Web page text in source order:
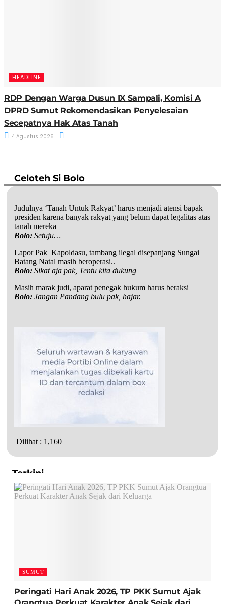
HEADLINE
RDP Dengan Warga Dusun IX Sampali, Komisi A
DPRD Sumut Rekomendasikan Penyelesaian
Secepatnya Hak Atas Tanah
4 Agustus 2026
Celoteh Si Bolo
Judulnya ‘Tanah Untuk Rakyat’ harus menjadi atensi bapak
presiden karena banyak rakyat yang belum dapat legalitas atas
tanah mereka
Bolo: Setuju…
Lapor Pak Kapoldasu, tambang ilegal disepanjang Sungai
Batang Natal masih beroperasi..
Bolo: Sikat aja pak, Tentu kita dukung
Masih marak judi, aparat penegak hukum harus beraksi
Bolo: Jangan Pandang bulu pak, hajar.
Dilihat : 1,160
Terkini
SUMUT
Peringati Hari Anak 2026, TP PKK Sumut Ajak